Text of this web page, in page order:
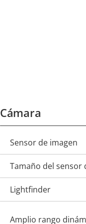
Cámara
Descripción
propiedad
Sensor de imagen
Tamaño del sensor
Lightfinder
Amplio rango